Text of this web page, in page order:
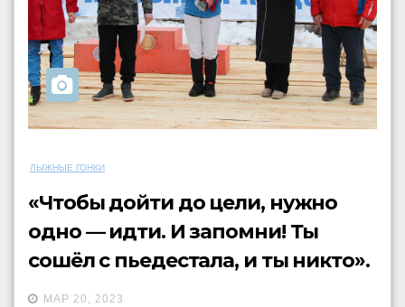
ЛЫЖНЫЕ ГОНКИ
«Чтобы дойти до цели, нужно
одно — идти. И запомни! Ты
сошёл с пьедестала, и ты никто».
Г.С. Вепрев.
МАР 20, 2023